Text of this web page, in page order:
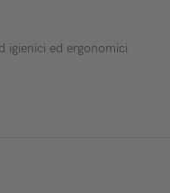
igienici ed ergonomici